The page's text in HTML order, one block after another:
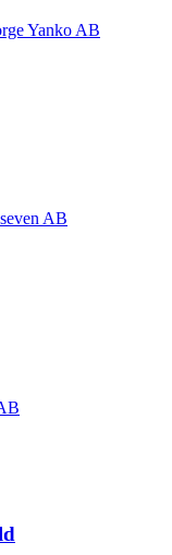
Yanko AB
AB